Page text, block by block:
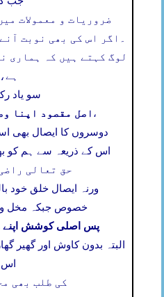
ضروریات و معمولات
اگر اس کی بھی نوبت
لوگ کہتے ہیں کہ ہماری
ہے،
سو یاد
اصل مقصود اپنا ،
دوسروں کا ایصال بھی
اس کے ذریعہ سے ہم کو
حق تعالی
ورنہ ایصال خلق خود
خصوص جبکہ مخل
پس اصلی کوشش اپنے
البتہ بدون کاوش اور گھیر
اس
کی طلب بھی